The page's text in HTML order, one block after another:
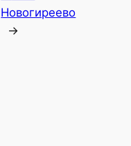
Новогиреево
→